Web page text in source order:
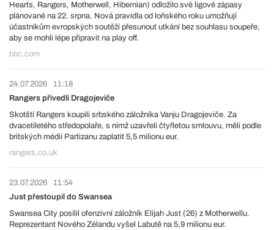
Hearts, Rangers, Motherwell, Hibernian) odložilo své ligové zápasy
plánované na 22. srpna. Nová pravidla od loňského roku umožňují
účastníkům evropských soutěží přesunout utkání bez souhlasu soupeře,
aby se mohli lépe připravit na play off.
bbc.com
24.07.2026
11:18
Rangers přivedli Dragojeviče
Skotští Rangers koupili srbského záložníka Vanju Dragojeviče. Za
dvacetiletého středopolaře, s nímž uzavřeli čtyřletou smlouvu, měli podle
britských médií Partizanu zaplatit 5,5 milionu eur.
rangers.co.uk
23.07.2026
11:54
Just přestoupil do Swansea
Swansea City posílil ofenzivní záložník Elijah Just (26) z Motherwellu.
Reprezentant Nového Zélandu vyšel Labutě na 5,9 milionu eur.